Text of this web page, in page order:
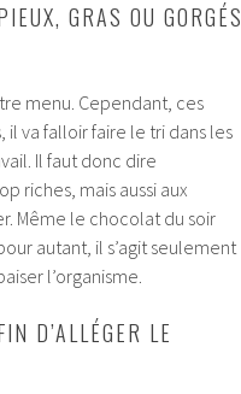
GRAS OU
menu. Cependant, ces
il va falloir faire le tri dans les
Il faut donc dire
riches, mais aussi aux
Même le chocolat du soir
autant, il s’agit seulement
l’organisme.
D’ALLÉGER LE